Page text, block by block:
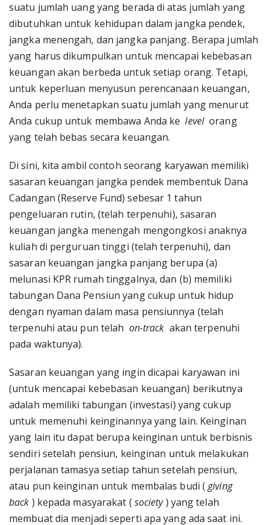
suatu jumlah uang yang berada di atas jumlah yang
dibutuhkan untuk kehidupan dalam jangka pendek,
jangka menengah, dan jangka panjang. Berapa jumlah
yang harus dikumpulkan untuk mencapai kebebasan
keuangan akan berbeda untuk setiap orang. Tetapi,
untuk keperluan menyusun perencanaan keuangan,
Anda perlu menetapkan suatu jumlah yang menurut
Anda cukup untuk membawa Anda kelevelorang
yang telah bebas secara keuangan.
Di sini, kita ambil contoh seorang karyawan memiliki
sasaran keuangan jangka pendek membentuk Dana
Cadangan (Reserve Fund) sebesar 1 tahun
pengeluaran rutin, (telah terpenuhi), sasaran
keuangan jangka menengah mengongkosi anaknya
kuliah di perguruan tinggi (telah terpenuhi), dan
sasaran keuangan jangka panjang berupa (a)
melunasi KPR rumah tinggalnya, dan (b) memiliki
tabungan Dana Pensiun yang cukup untuk hidup
dengan nyaman dalam masa pensiunnya (telah
terpenuhi atau pun telah on-track akan terpenuhi
pada waktunya).
Sasaran keuangan yang ingin dicapai karyawan ini
(untuk mencapai kebebasan keuangan) berikutnya
adalah memiliki tabungan (investasi) yang cukup
untuk memenuhi keinginannya yang lain. Keinginan
yang lain itu dapat berupa keinginan untuk berbisnis
sendiri setelah pensiun, keinginan untuk melakukan
perjalanan tamasya setiap tahun setelah pensiun,
atau pun keinginan untuk membalas budi (giving
back ) kepada masyarakat ( society) yang telah
membuat dia menjadi seperti apa yang ada saat ini.